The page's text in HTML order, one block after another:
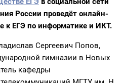
России проведёт онлайн-
к ЕГЭ по информатике и ИКТ.
Сергеевич Попов,
гимназии в Новых
кафедры